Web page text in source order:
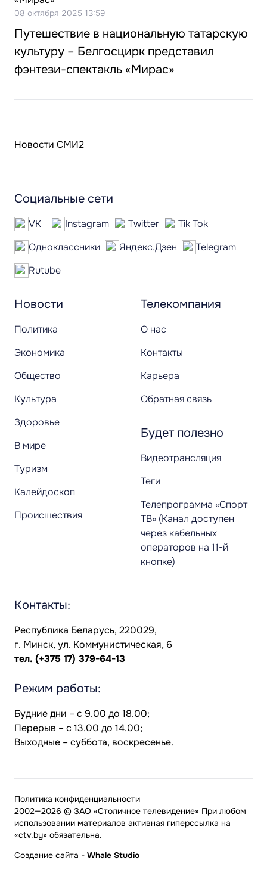
08 октября 2025 13:59
Путешествие в национальную татарскую
культуру – Белгосцирк представил
фэнтези-спектакль «Мирас»
Новости СМИ2
Новости
Политика
Экономика
Общество
Культура
Здоровье
В мире
Туризм
Калейдоскоп
Происшествия
Телекомпания
О нас
Контакты
Карьера
Обратная связь
Будет полезно
Видеотрансляция
Теги
Телепрограмма «Спорт
ТВ» (Канал доступен
через кабельных
операторов на 11-й
кнопке)
Социальные сети
VK Instagram Twitter
Tik Tok
Одноклассники
Яндекс.Дзен
Telegram
Rutube
Контакты:
Республика Беларусь, 220029,
г. Минск, ул. Коммунистическая, 6
тел. (+375 17) 379-64-13
Режим работы:
Будние дни – с 9.00 до 18.00;
Перерыв – с 13.00 до 14.00;
Выходные – суббота, воскресенье.
2002—2026 © ЗАО «Столичное телевидение» При любом
использовании материалов активная гиперссылка на
«ctv.by» обязательна.
Политика конфиденциальности
Создание сайта - Whale Studio